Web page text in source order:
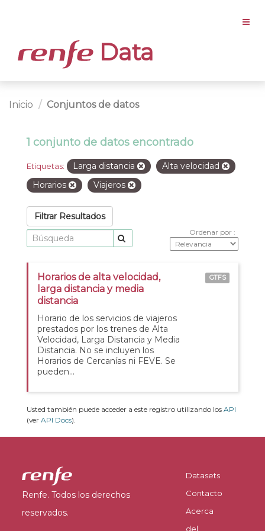
Data
Inicio Conjuntos de datos
1 conjunto de datos encontrado
Etiquetas: Larga distancia
Alta velocidad
Horarios
Viajeros
Filtrar Resultados
Ordenar por
Horarios de alta velocidad,
larga distancia y media
distancia
Horario de los servicios de viajeros
prestados por los trenes de Alta
Velocidad, Larga Distancia y Media
Distancia. No se incluyen los
Horarios de Cercanías ni FEVE. Se
pueden...
GTFS
Usted también puede acceder a este registro utilizando los API
(ver API Docs).
Renfe. Todos los derechos
reservados.
Datasets
Contacto
Acerca
del